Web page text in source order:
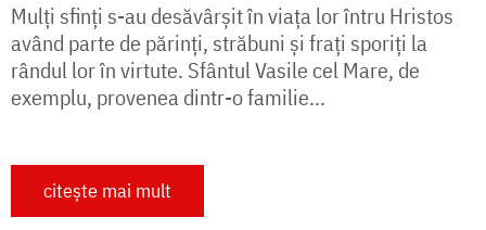
Mulți sfinți s-au desăvârșit în viața lor întru Hristos
având parte de părinți, străbuni și frați sporiți la
rândul lor în virtute. Sfântul Vasile cel Mare, de
exemplu, provenea dintr-o familie...
citește mai mult